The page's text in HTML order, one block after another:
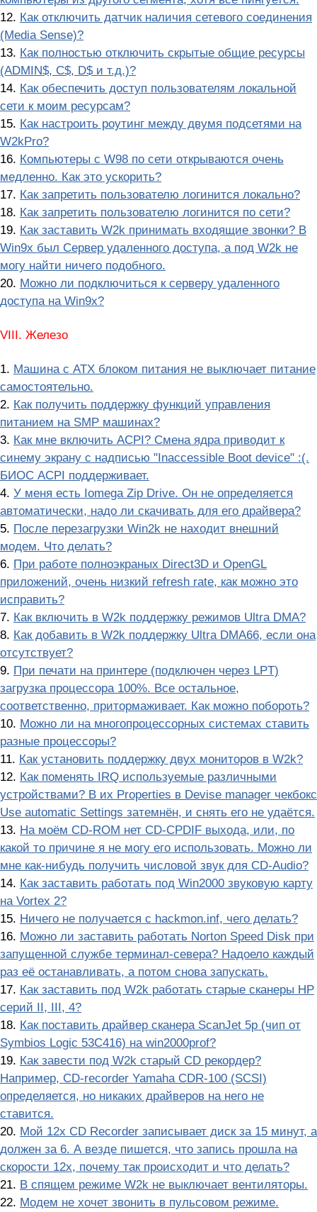
12. Как отключить датчик наличия сетевого соединения
(Media Sense)?
13. Как полностью отключить скрытые общие ресурсы
(ADMIN$, C$, D$ и т.д.)?
14. Как обеспечить доступ пользователям локальной
сети к моим ресурсам?
15. Как настроить роутинг между двумя подсетями на
W2kPro?
16. Компьютеры с W98 по сети открываются очень
медленно. Как это ускорить?
17. Как запретить пользователю логинится локально?
18. Как запретить пользователю логинится по сети?
19. Как заставить W2k принимать входящие звонки? В
Win9x был Сервер удаленного доступа, а под W2k не
могу найти ничего подобного.
20. Можно ли подключиться к серверу удаленного
доступа на Win9x?
VIII. Железо
1. Машина с ATX блоком питания не выключает питание
самостоятельно.
2. Как получить поддержку функций управления
питанием на SMP машинах?
3. Как мне включить ACPI? Смена ядра приводит к
синему экрану с надписью "Inaccessible Boot device" :(.
БИОС ACPI поддерживает.
4. У меня есть Iomega Zip Drive. Он не определяется
автоматически, надо ли скачивать для его драйвера?
5. После перезагрузки Win2k не находит внешний
модем. Что делать?
6. При работе полноэкраных Direct3D и OpenGL
приложений, очень низкий refresh rate, как можно это
исправить?
7. Как включить в W2k поддержку режимов Ultra DMA?
8. Как добавить в W2k поддеpжку Ultra DMA66, если она
отсутствует?
9. При печати на принтере (подключен через LPT)
загрузка процессора 100%. Все остальное,
соответственно, притормаживает. Как можно побороть?
10. Можно ли на многопроцессорных системах ставить
разные процессоры?
11. Как установить поддержку двух мониторов в W2k?
12. Как поменять IRQ используемые различными
устройствами? В их Properties в Devise manager чекбокс
Use automatic Settings затемнён, и снять его не удаётся.
13. На моём CD-ROM нет CD-CPDIF выхода, или, по
какой то причине я не могу его использовать. Можно ли
мне как-нибудь получить числовой звук для CD-Audio?
14. Как заставить работать под Win2000 звуковую карту
на Vortex 2?
15. Ничего не получается с hackmon.inf, чего делать?
16. Можно ли заставить работать Norton Speed Disk при
запущенной службе терминал-севера? Надоело каждый
раз её останавливать, а потом снова запускать.
17. Как заставить под W2k работать старые сканеры HP
серий II, III, 4?
18. Как поставить драйвер сканера ScanJet 5p (чип от
Symbios Logic 53C416) на win2000prof?
19. Как завести под W2k старый CD рекордер?
Например, CD-recorder Yamaha CDR-100 (SCSI)
определяется, но никаких драйверов на него не
ставится.
20. Мой 12х CD Recorder записывает диск за 15 минут, а
должен за 6. А везде пишется, что запись прошла на
скорости 12x, почему так происходит и что делать?
21. В спящем режиме W2k не выключает вентиляторы.
22. Модем не хочет звонить в пульсовом режиме.